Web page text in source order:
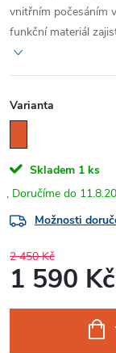
vnitřním počesáním
funkční materiál
Varianta
Skladem 1 ks
Možnosti
2 450 Kč
1 590 Kč